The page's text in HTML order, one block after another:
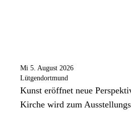
Mi 5. August 2026
Lütgendortmund
Kunst eröffnet neue
Kirche wird zum